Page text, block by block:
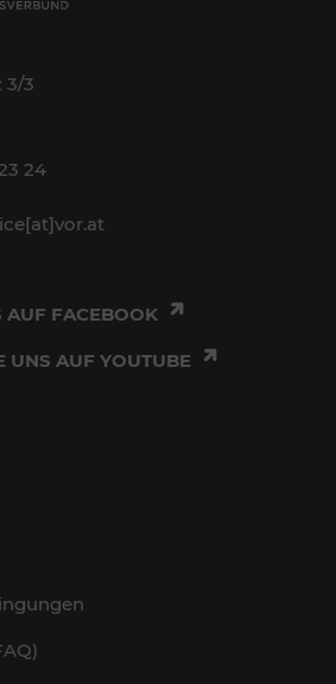
3/3
24
AUF FACEBOOK
UNS AUF YOUTUBE